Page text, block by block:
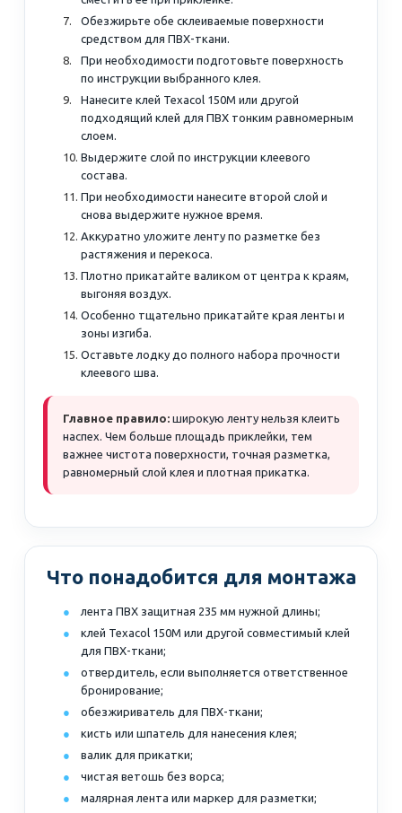
Обезжирьте обе склеиваемые поверхности
средством для ПВХ-ткани.
При необходимости подготовьте поверхность
по инструкции выбранного клея.
Нанесите клей Texacol 150M или другой
подходящий клей для ПВХ тонким равномерным
слоем.
Выдержите слой по инструкции клеевого
состава.
При необходимости нанесите второй слой и
снова выдержите нужное время.
Аккуратно уложите ленту по разметке без
растяжения и перекоса.
Плотно прикатайте валиком от центра к краям,
выгоняя воздух.
Особенно тщательно прикатайте края ленты и
зоны изгиба.
Оставьте лодку до полного набора прочности
клеевого шва.
Главное правило: широкую ленту нельзя клеить
наспех. Чем больше площадь приклейки, тем
важнее чистота поверхности, точная разметка,
равномерный слой клея и плотная прикатка.
Что понадобится для монтажа
лента ПВХ защитная 235 мм нужной длины;
клей Texacol 150M или другой совместимый клей
для ПВХ-ткани;
отвердитель, если выполняется ответственное
бронирование;
обезжириватель для ПВХ-ткани;
кисть или шпатель для нанесения клея;
валик для прикатки;
чистая ветошь без ворса;
малярная лента или маркер для разметки;